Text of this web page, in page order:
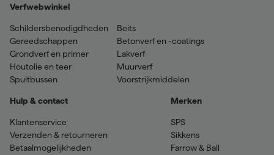
Verfwebwinkel
Schildersbenodigdheden
Gereedschappen
Grondverf en primer
Houtolie en teer
Spuitbussen
Beits
Betonverf en -coatings
Lakverf
Muurverf
Voorstrijkmiddelen
Hulp & contact
Klantenservice
Verzenden & retourneren
Betaalmogelijkheden
Merken
SPS
Sikkens
Farrow & Ball